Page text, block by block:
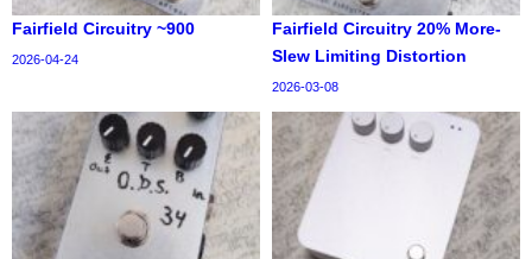
Fairfield Circuitry ~900
2026-04-24
Fairfield Circuitry 20% More-
Slew Limiting Distortion
2026-03-08